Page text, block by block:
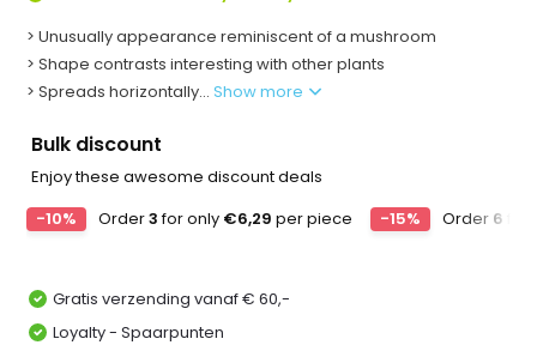
> Unusually appearance reminiscent of a mushroom
> Shape contrasts interesting with other plants
> Spreads horizontally...Show more
Bulk discount
Enjoy these awesome discount deals
-10%
Order3for only €6,29 per piece -15% Order 6
Gratis verzending vanaf € 60,-
Loyalty - Spaarpunten